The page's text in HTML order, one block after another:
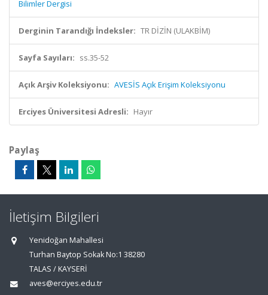
Bilimler Dergisi
Derginin Tarandığı İndeksler: TR DİZİN (ULAKBİM)
Sayfa Sayıları: ss.35-52
Açık Arşiv Koleksiyonu: AVESİS Açık Erişim Koleksiyonu
Erciyes Üniversitesi Adresli: Hayır
Paylaş
İletişim Bilgileri
Yenidoğan Mahallesi
Turhan Baytop Sokak No:1 38280
TALAS / KAYSERİ
aves@erciyes.edu.tr